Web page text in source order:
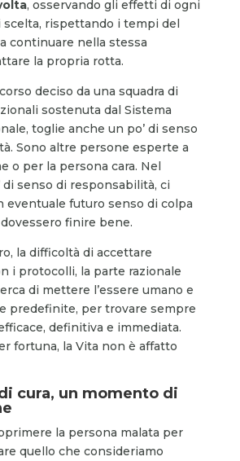
, osservando gli effetti di ogni
scelta, rispettando i tempi del
continuare nella stessa
la propria rotta.
deciso da una squadra di
sostenuta dal Sistema
toglie anche un po’ di senso
Sono altre persone esperte a
o per la persona cara. Nel
di senso di responsabilità, ci
eventuale futuro senso di colpa
finire bene.
la difficoltà di accettare
i protocolli, la parte razionale
di mettere l’essere umano e
predefinite, per trovare sempre
definitiva e immediata.
fortuna, la Vita non è affatto
cura, un momento di
la persona malata per
quello che consideriamo